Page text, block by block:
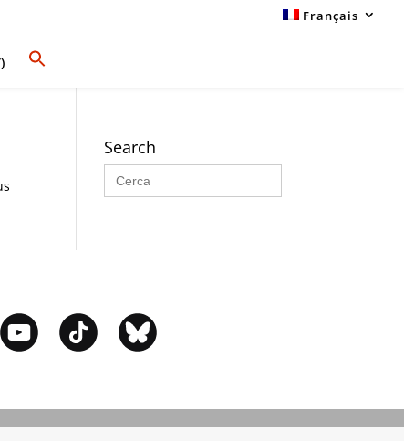
Français
Search
Search
for: